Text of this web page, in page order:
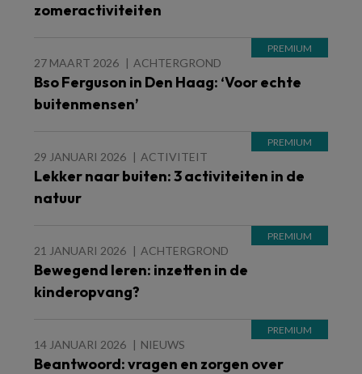
zomeractiviteiten
27 MAART 2026 ACHTERGROND
Bso Ferguson in Den Haag: ‘Voor echte
buitenmensen’
29 JANUARI 2026 ACTIVITEIT
Lekker naar buiten: 3 activiteiten in de
natuur
21 JANUARI 2026 ACHTERGROND
Bewegend leren: inzetten in de
kinderopvang?
14 JANUARI 2026 NIEUWS
Beantwoord: vragen en zorgen over